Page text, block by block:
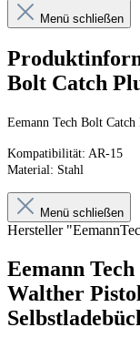
Menü schließen
Bolt Catch
Eemann Tech Bolt
Kompatibilität: AR-15
Material: Stahl
Menü schließen
Hersteller
Eemann
Walther